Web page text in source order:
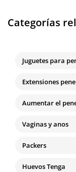
Categorías
Juguetes para
Extensiones pene
Aumentar el
Vaginas y anos
Packers
Huevos Tenga